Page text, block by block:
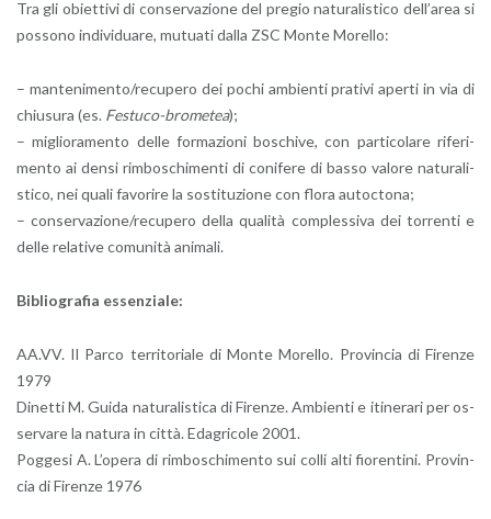
Tra gli obiet­ti­vi di con­ser­va­zio­ne del pre­gio na­tu­ra­li­sti­co del­l’a­rea si
pos­so­no in­di­vi­dua­re, mu­tua­ti dalla ZSC Monte Mo­rel­lo:
– man­te­ni­men­to/re­cu­pe­ro dei pochi am­bien­ti pra­ti­vi aper­ti in via di
chiu­su­ra (es. Fe­stu­co-bro­me­tea);
– mi­glio­ra­men­to delle for­ma­zio­ni bo­schi­ve, con par­ti­co­la­re ri­fe­ri­
men­to ai densi rim­bo­schi­men­ti di co­ni­fe­re di basso va­lo­re na­tu­ra­li­
sti­co, nei quali fa­vo­ri­re la so­sti­tu­zio­ne con flora au­toc­to­na;
– con­ser­va­zio­ne/re­cu­pe­ro della qua­li­tà com­ples­si­va dei tor­ren­ti e
delle re­la­ti­ve co­mu­ni­tà ani­ma­li.
Bi­blio­gra­fia es­sen­zia­le:
AA.​VV. Il Parco ter­ri­to­ria­le di Monte Mo­rel­lo. Pro­vin­cia di Fi­ren­ze
1979
Di­net­ti M. Guida na­tu­ra­li­sti­ca di Fi­ren­ze. Am­bien­ti e iti­ne­ra­ri per os­
ser­va­re la na­tu­ra in città. Eda­gri­co­le 2001.
Pog­ge­si A. L’o­pe­ra di rim­bo­schi­men­to sui colli alti fio­ren­ti­ni. Pro­vin­
cia di Fi­ren­ze 1976